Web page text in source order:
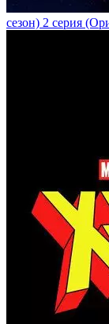
сезон) 2 серия